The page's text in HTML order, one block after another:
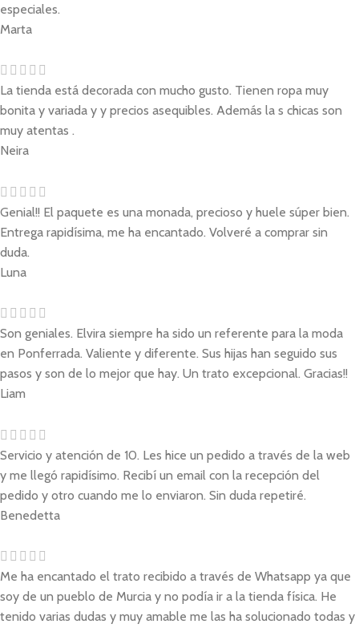
especiales.
Marta
La tienda está decorada con mucho gusto. Tienen ropa muy
bonita y variada y y precios asequibles. Además la s chicas son
muy atentas .
Neira
Genial!! El paquete es una monada, precioso y huele súper bien.
Entrega rapidísima, me ha encantado. Volveré a comprar sin
duda.
Luna
Son geniales. Elvira siempre ha sido un referente para la moda
en Ponferrada. Valiente y diferente. Sus hijas han seguido sus
pasos y son de lo mejor que hay. Un trato excepcional. Gracias!!
Liam
Servicio y atención de 10. Les hice un pedido a través de la web
y me llegó rapidísimo. Recibí un email con la recepción del
pedido y otro cuando me lo enviaron. Sin duda repetiré.
Benedetta
Me ha encantado el trato recibido a través de Whatsapp ya que
soy de un pueblo de Murcia y no podía ir a la tienda física. He
tenido varias dudas y muy amable me las ha solucionado todas y